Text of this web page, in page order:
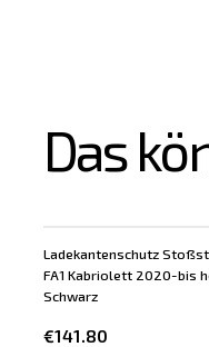
Das
Ladekantenschutz
FA1 Kabriolett 2020-bis
Schwarz
€141.80